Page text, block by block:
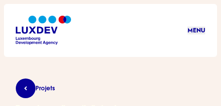
MENU
Transformation digitale de l’économie togolaise
Projets